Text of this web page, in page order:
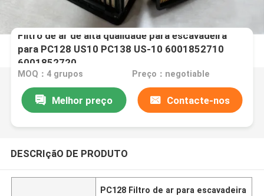
Filtro de ar de alta qualidade para escavadeira
para PC128 US10 PC138 US-10 6001852710
6001852720
MOQ：4 grupos Preço：negotiable
Melhor preço Contacte-nos
DESCRIçãO DE PRODUTO
PC128 Filtro de ar para escavadeira